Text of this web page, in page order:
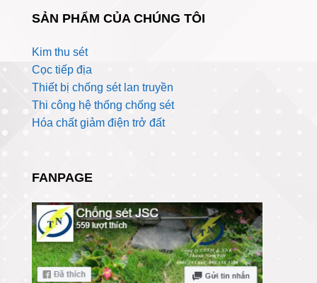
SẢN PHẨM CỦA CHÚNG TÔI
Kim thu sét
Cọc tiếp địa
Thiết bị chống sét lan truyền
Thi công hệ thống chống sét
Hóa chất giảm điện trở đất
FANPAGE